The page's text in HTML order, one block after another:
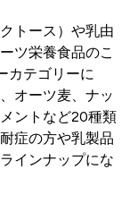
トース）や乳由
ツ栄養食品のこ
カテゴリーに
オーツ麦、ナッ
ントなど20種類
症の方や乳製品
インナップにな